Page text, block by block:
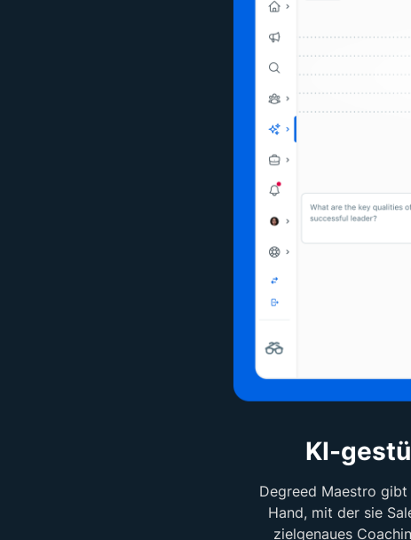
KI-
Degreed Maestro
Hand, mit der sie
zielgenaues